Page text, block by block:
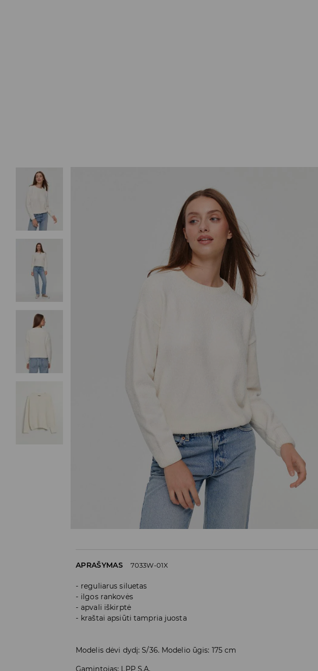
APRAŠYMAS 7033W-01X
reguliarus siluetas
ilgos rankovės
apvali iškirptė
kraštai apsiūti tampria juosta
Modelis dėvi dydį: S/36. Modelio ūgis: 175 cm
Gamintojas: LPP S.A.